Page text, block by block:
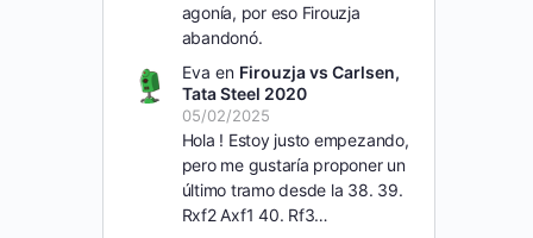
agonía, por eso Firouzja
abandonó.
Eva en Firouzja vs Carlsen,
Tata Steel 2020
05/02/2025
Hola ! Estoy justo empezando,
pero me gustaría proponer un
último tramo desde la 38. 39.
Rxf2 Axf1 40. Rf3…